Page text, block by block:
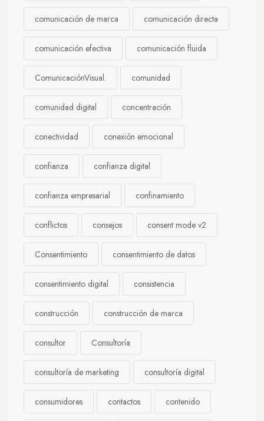
comunicación de marca comunicación directa
comunicación efectiva comunicación fluida
ComunicaciónVisual. comunidad
comunidad digital concentración
conectividad conexión emocional
confianza confianza digital
confianza empresarial confinamiento
conflictos consejos consent mode v2
Consentimiento consentimiento de datos
consentimiento digital consistencia
construcción construcción de marca
consultor Consultoría
consultoría de marketing consultoría digital
consumidores contactos contenido